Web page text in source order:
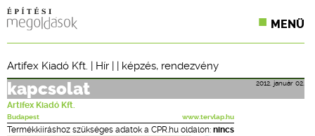
MENÜ
CPR TERMÉKKIÍRÁS
Artifex Kiadó Kft. | Hír | | képzés, rendezvény
2012. január 02.
kapcsolat
Artifex Kiadó Kft.
Budapest www.tervlap.hu
Termékkiíráshoz szükséges adatok a CPR.hu oldalon: nincs